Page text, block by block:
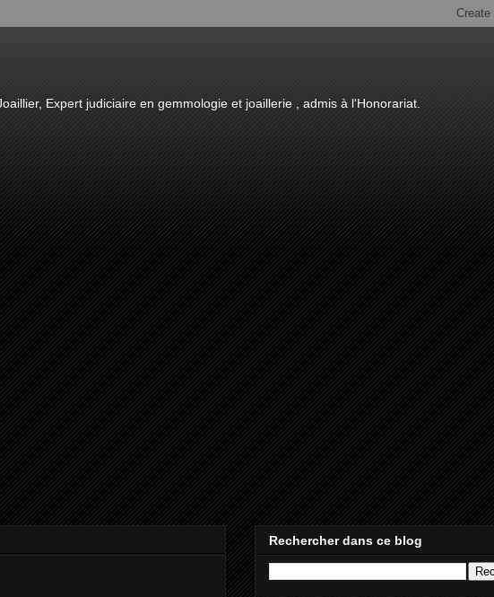
Expert judiciaire en gemmologie et joaillerie , admis à l'Honorariat.
Rechercher dans ce blog